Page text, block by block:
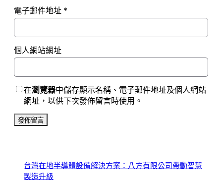
電子郵件地址 *
個人網站網址
在瀏覽器中儲存顯示名稱、電子郵件地址及個人網站
網址，以供下次發佈留言時使用。
台灣在地半導體設備解決方案：八方有限公司帶動智慧
製造升級